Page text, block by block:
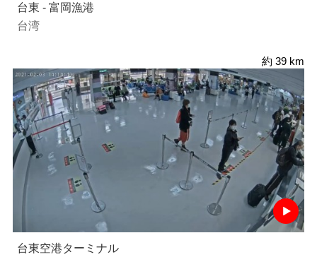
台東 - 富岡漁港
台湾
約 39 km
台東空港ターミナル